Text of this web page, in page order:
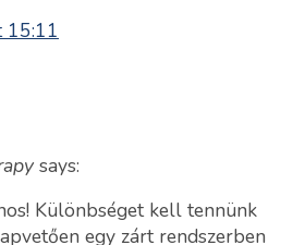
says:
Különbséget kell tennünk
egy zárt rendszerben